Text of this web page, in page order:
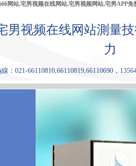
网站,宅男视频在线网站,宅男视频网站,宅男APP免
男视频在线网站測量
力
：021-66110810,66110819,66110690，
力儀 宅男视频网 宅男APP免费 原理和